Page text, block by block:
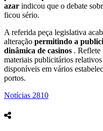
azar indicou que o debate
ficou sério.
A referida peça legislativa
alteração permitindo a
dinâmica de casinos . Reflete
materiais publicitários
disponíveis em vários
portos.
Notícias 2810